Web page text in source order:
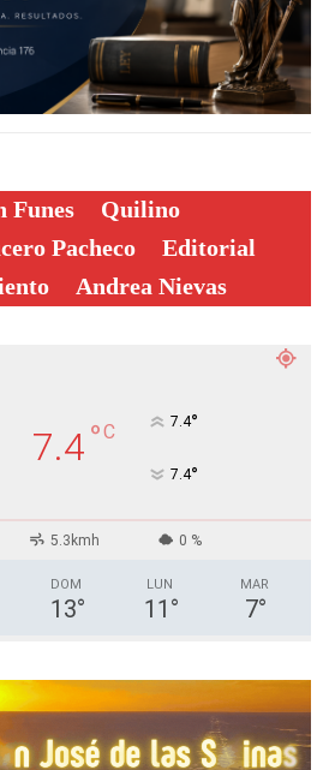
Funes
Quilino
Pacheco
Editorial
Andrea Nievas
7.4°C 7.4°
7.4°
5.3kmh 0 %
DOM
13°
LUN
11 °
MAR
7°